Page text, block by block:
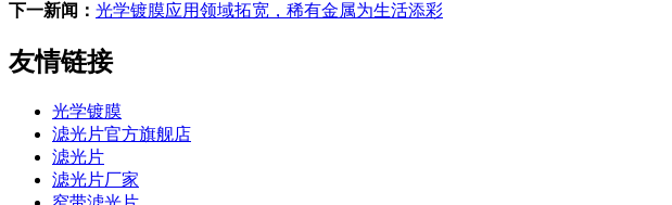
下一新闻： 光学镀膜应用领域拓宽，稀有金属为生活添彩
友情链接
光学镀膜
滤光片官方旗舰店
滤光片
滤光片厂家